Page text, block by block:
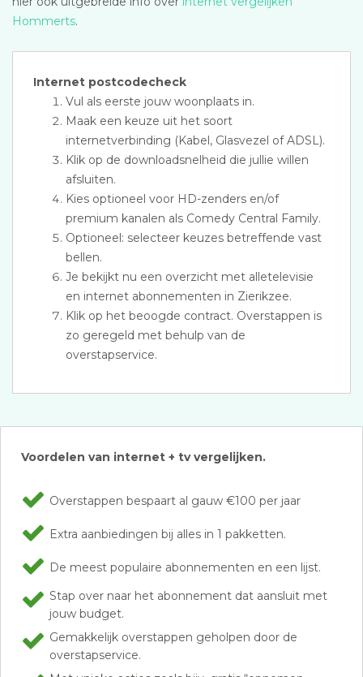
Hommerts.
Internet postcodecheck
Vul als eerste jouw woonplaats in.
Maak een keuze uit het soort
internetverbinding (Kabel, Glasvezel of ADSL).
Klik op de downloadsnelheid die jullie willen
afsluiten.
Kies optioneel voor HD-zenders en/of
premium kanalen als Comedy Central Family.
Optioneel: selecteer keuzes betreffende vast
bellen.
Je bekijkt nu een overzicht met alletelevisie
en internet abonnementen in Zierikzee.
Klik op het beoogde contract. Overstappen is
zo geregeld met behulp van de
overstapservice.
Voordelen van internet + tv vergelijken.
Overstappen bespaart al gauw €100 per jaar
Extra aanbiedingen bij alles in 1 pakketten.
De meest populaire abonnementen en een lijst.
Stap over naar het abonnement dat aansluit met
jouw budget.
Gemakkelijk overstappen geholpen door de
overstapservice.